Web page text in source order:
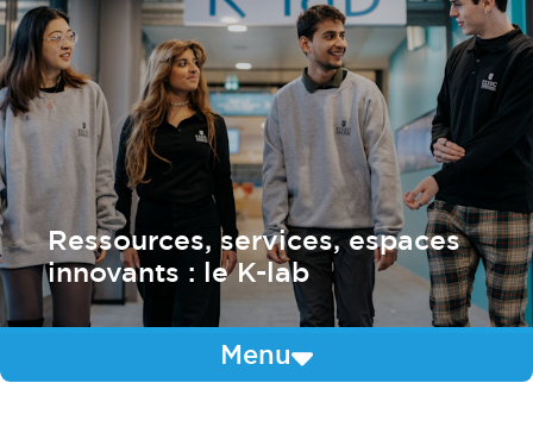
Ressources, services, espaces
innovants : le K-lab
Menu